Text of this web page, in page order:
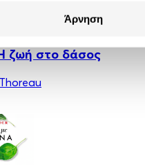
Άρνηση
ζωή στο δάσος